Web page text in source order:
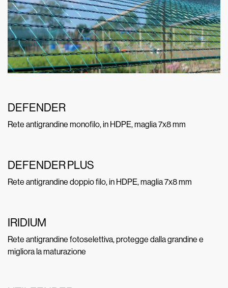
DEFENDER
Rete antigrandine monofilo, in HDPE, maglia 7x8 mm
DEFENDER PLUS
Rete antigrandine doppio filo, in HDPE, maglia 7x8 mm
IRIDIUM
Rete antigrandine fotoselettiva, protegge dalla grandine e
migliora la maturazione